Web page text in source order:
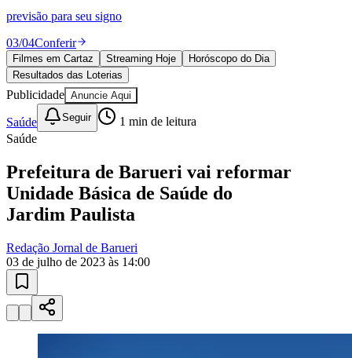
Mega-Sena, Quina, Lotofácil e todos os jogos. Resultado
04/04Ver resultados
Filmes em Cartaz Streaming Hoje
Resultados das Loterias
Publicidade Anuncie Aqui
Saúde Seguir
Prefeitura de Barueri vai reformar
Unidade Básica de Saúde do
Redação Jornal de Barueri
03 de julho de 2023 às 14:00